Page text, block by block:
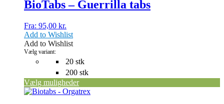
BioTabs – Guerrilla tabs
Fra: 95,00 kr.
20 stk
200 stk
Vælg variant:
Vælg muligheder
flere
Mulighederne
kan
vælges
på
varesiden
Add to Wishlist
Add to Wishlist
Dette